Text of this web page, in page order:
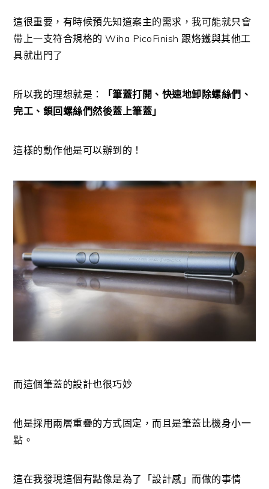
這很重要，有時候預先知道案主的需求，我可能就只會
帶上一支符合規格的 Wiha PicoFinish 跟烙鐵與其他工
具就出門了
所以我的理想就是：
「筆蓋打開、快速地卸除螺絲們、
完工、鎖回螺絲們然後蓋上筆蓋」
這樣的動作他是可以辦到的！
而這個筆蓋的設計也很巧妙
他是採用兩層重疊的方式固定，而且是筆蓋比機身小一
點。
這在我發現這個有點像是為了「設計感」而做的事情